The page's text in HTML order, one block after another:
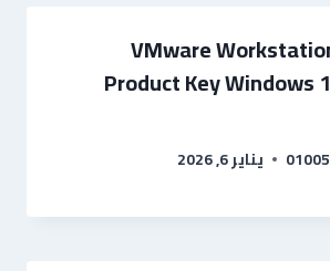
VMware
Product Key Windows
يناير 6, 2026